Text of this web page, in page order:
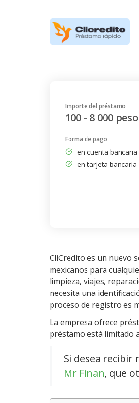
Importe del préstamo
100 - 8 000
Forma de pago
en cuenta bancaria
en tarjeta bancaria
CliCredito es un nuevo
mexicanos para
limpieza, viajes,
necesita una
proceso de registro es
La empresa ofrece
préstamo está limitado
Si desea recibir
Mr Finan, que